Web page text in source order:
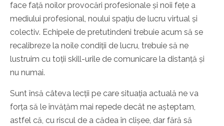
face față noilor provocări profesionale și noii fețe a
mediului profesional, noului spațiu de lucru virtual și
colectiv. Echipele de pretutindeni trebuie acum să se
recalibreze la noile condiții de lucru, trebuie să ne
lustruim cu toții skill-urile de comunicare la distanță și
nu numai.
Sunt însă câteva lecții pe care situația actuală ne va
forța să le învățăm mai repede decât ne așteptam,
astfel că, cu riscul de a cădea în clișee, dar fără să